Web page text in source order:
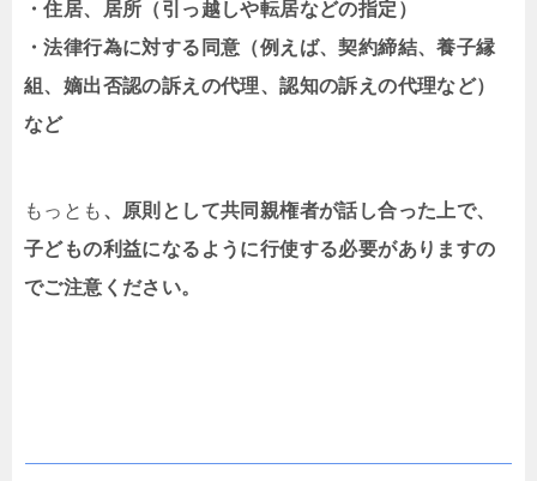
・住居、居所（引っ越しや転居などの指定）
・法律行為に対する同意（例えば、契約締結、養子縁
組、嫡出否認の訴えの代理、認知の訴えの代理など）
など
もっとも 、原則として共同親権者が話し合った上で、
子どもの利益になるように行使する必要がありますの
でご注意ください。